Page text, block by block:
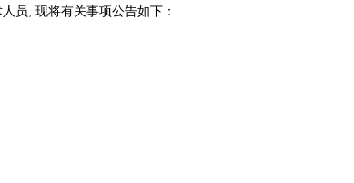
员, 现将有关事项公告如下：